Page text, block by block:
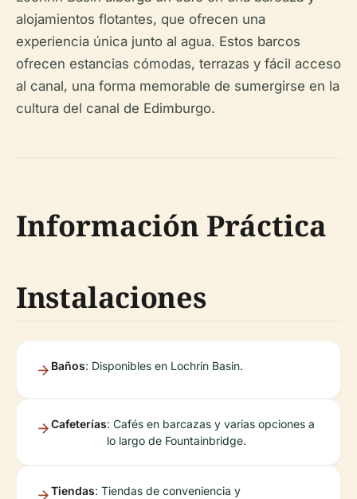
alojamientos flotantes, que ofrecen una
experiencia única junto al agua. Estos barcos
ofrecen estancias cómodas, terrazas y fácil acceso
al canal, una forma memorable de sumergirse en la
cultura del canal de Edimburgo.
Información Práctica
Instalaciones
Baños: Disponibles en Lochrin Basin.
Cafeterías: Cafés en barcazas y varias opciones a
lo largo de Fountainbridge.
Tiendas: Tiendas de conveniencia y